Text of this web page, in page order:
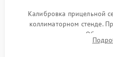
Калибровка прицельной
коллиматорном стенде.
механизма поправок.
ударном стенде для